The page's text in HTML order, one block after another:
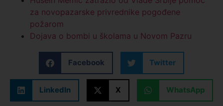
za novopazarske privrednike pogođene
požarom
Dojava o bombi u školama u Novom Pazru
Facebook Twitter
LinkedIn X WhatsApp